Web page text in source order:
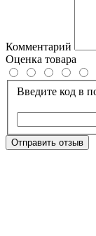
Комментарий
Оценка товара
Введите код в
Отправить отзыв